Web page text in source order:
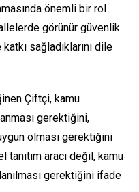
önemli bir rol
görünür güvenlik
sağladıklarını dile
Çiftçi, kamu
gerektiğini,
olması gerektiğini
tanıtım aracı değil, kamu
gerektiğini ifade